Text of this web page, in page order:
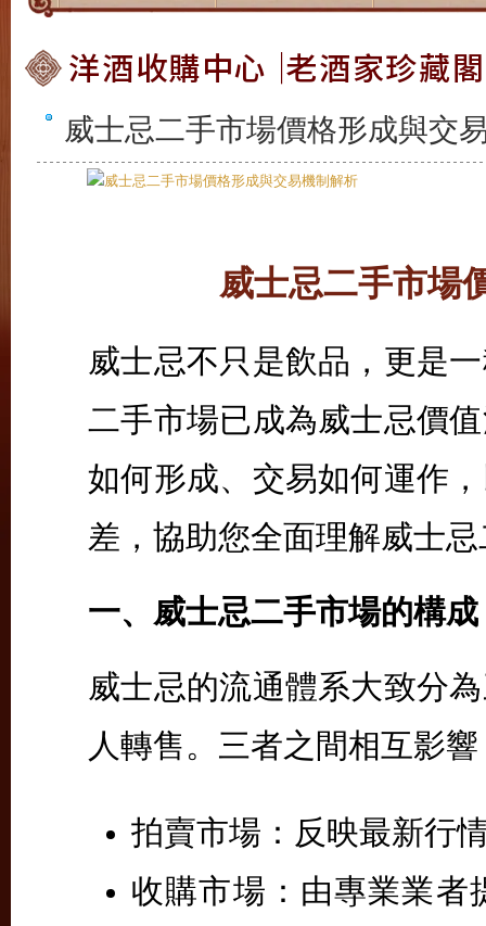
威士忌二手市場價格形成與交
威士忌二手市場
威士忌不只是飲品，更是
二手市場已成為威士忌價
如何形成、交易如何運作
差，協助您全面理解威士
一、威士忌二手市場的構成
威士忌的流通體系大致分
人轉售。三者之間相互影
拍賣市場： 反映最新行
收購市場： 由專業業者